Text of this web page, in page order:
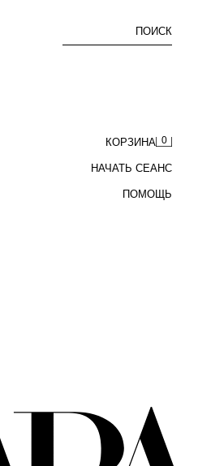
ПОИСК
КОРЗИНА 0
НАЧАТЬ СЕАНС
ПОМОЩЬ